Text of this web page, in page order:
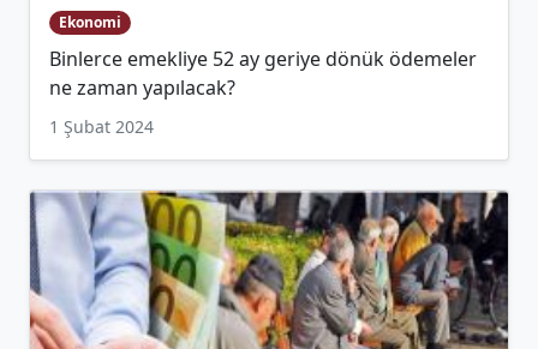
Ekonomi
Binlerce emekliye 52 ay geriye dönük ödemeler
ne zaman yapılacak?
1 Şubat 2024